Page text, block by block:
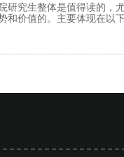
究生整体是值得读的，
和价值的。主要体现在以